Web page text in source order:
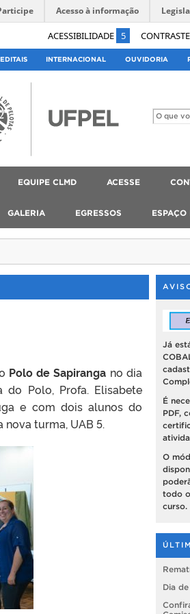
ACESSIBILIDADE 5 CONTRASTE
Acesso à informação
EDITAIS INTERNACIONAL OUVIDORIA
EQUIPE CLMD ACESSE
GALERIA EGRESSOS ESPAÇO
Polo de Sapiranga no dia
Polo, Profa. Elisabete
e com dois alunos do
nova turma, UAB 5.
Já
É
PDF,
O
todo
curso.
Dia